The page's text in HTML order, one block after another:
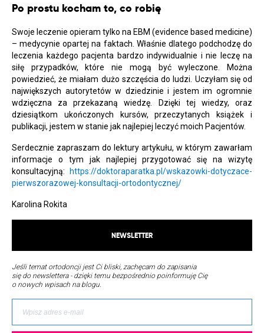
Po prostu kocham to, co robię
Swoje leczenie opieram tylko na EBM (evidence based medicine)
– medycynie opartej na faktach. Właśnie dlatego podchodzę do
leczenia każdego pacjenta bardzo indywidualnie i nie leczę na
siłę przypadków, które nie mogą być wyleczone. Można
powiedzieć, że miałam dużo szczęścia do ludzi. Uczyłam się od
największych autorytetów w dziedzinie i jestem im ogromnie
wdzięczna za przekazaną wiedzę. Dzięki tej wiedzy, oraz
dziesiątkom ukończonych kursów, przeczytanych książek i
publikacji, jestem w stanie jak najlepiej leczyć moich Pacjentów.
Serdecznie zapraszam do lektury artykułu, w którym zawarłam
informacje o tym jak najlepiej przygotować się na wizytę
konsultacyjną:
https://doktoraparatka.pl/wskazowki-dotyczace-
pierwszorazowej-konsultacji-ortodontycznej/
Karolina Rokita
NEWSLETTER
Jeśli temat ortodoncji jest Ci bliski, zachęcam do zapisania
się do newslettera - dzięki temu bezpośrednio poinformuję Cię
o nowych wpisach na blogu.